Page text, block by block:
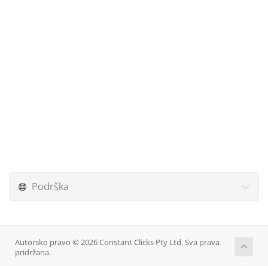
Podrška
Autorsko pravo © 2026 Constant Clicks Pty Ltd. Sva prava
pridržana.